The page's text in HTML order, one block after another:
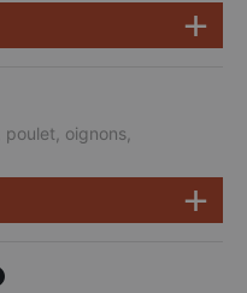
oignons,